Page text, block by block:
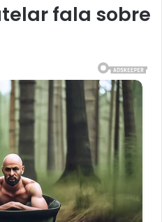
fala sobre